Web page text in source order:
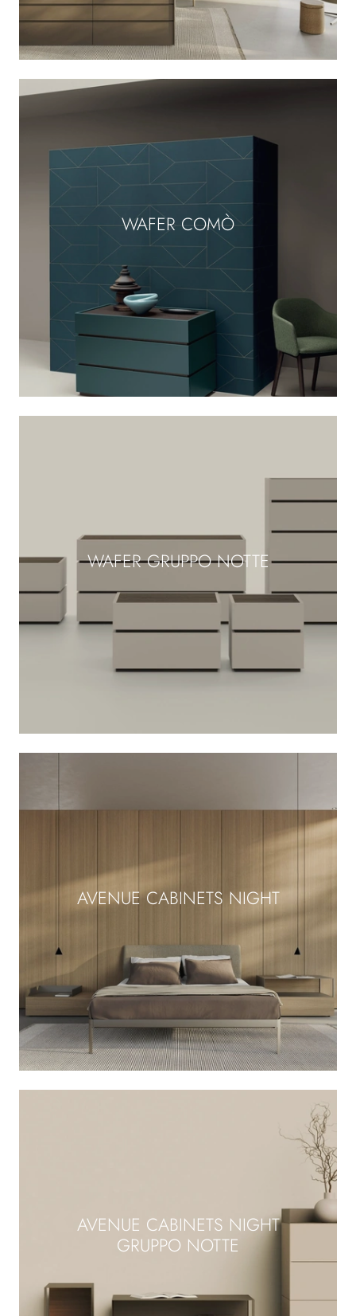
WAFER COMÒ
WAFER GRUPPO NOTTE
AVENUE CABINETS NIGHT
AVENUE CABINETS NIGHT
GRUPPO NOTTE